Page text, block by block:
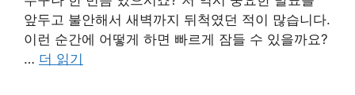
앞두고 불안해서 새벽까지 뒤척였던 적이 많습니다.
이런 순간에 어떻게 하면 빠르게 잠들 수 있을까요?
… 더 읽기